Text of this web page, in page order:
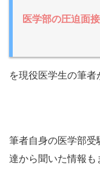
医学部の圧迫面
を現役医学生の筆者
筆者自身の医学部受
達から聞いた情報も